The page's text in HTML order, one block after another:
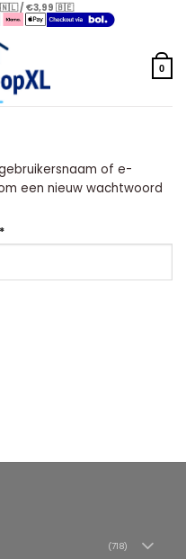
🇳🇱 / €3,99 🇧🇪
0
of e-
een nieuw wachtwoord
*Vereist
(718)